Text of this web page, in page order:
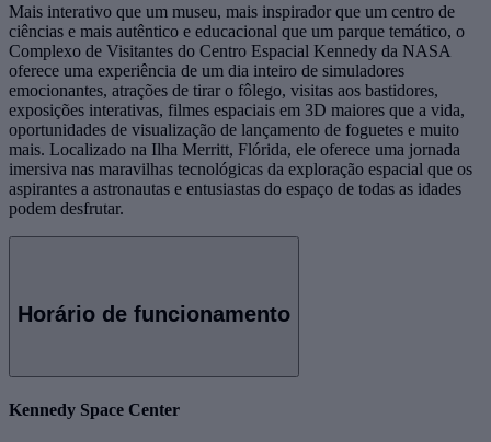
Mais interativo que um museu, mais inspirador que um centro de
ciências e mais autêntico e educacional que um parque temático, o
Complexo de Visitantes do Centro Espacial Kennedy da NASA
oferece uma experiência de um dia inteiro de simuladores
emocionantes, atrações de tirar o fôlego, visitas aos bastidores,
exposições interativas, filmes espaciais em 3D maiores que a vida,
oportunidades de visualização de lançamento de foguetes e muito
mais. Localizado na Ilha Merritt, Flórida, ele oferece uma jornada
imersiva nas maravilhas tecnológicas da exploração espacial que os
aspirantes a astronautas e entusiastas do espaço de todas as idades
podem desfrutar.
Horário de funcionamento
Kennedy Space Center